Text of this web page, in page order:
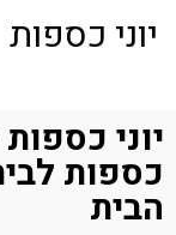
יוני כספות
יוני
כספות
הבית